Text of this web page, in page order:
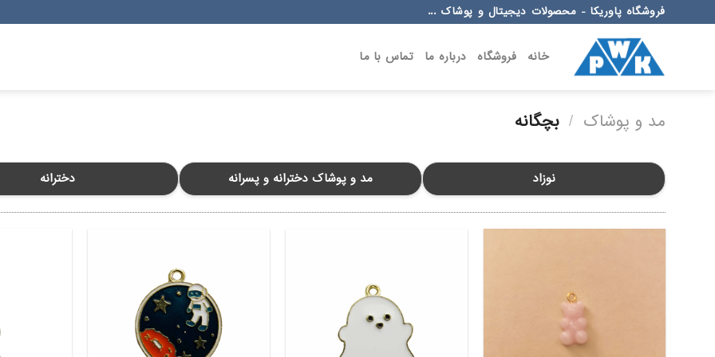
to
فروشگاه پاوریکا - محصولات دیجیتال و پوشاک ...
خانه فروشگاه درباره ما تماس با ما
مد و پوشاک / بچگانه
دخترانه مد و پوشاک دخترانه و پسرانه نوزاد